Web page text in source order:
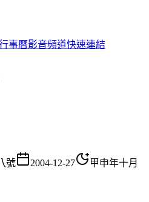
事曆影音頻道快速連結
號 2004-12-27
甲申年十月